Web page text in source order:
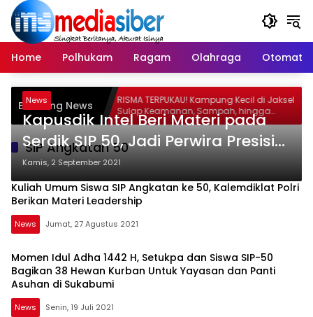
Langsung
konten
Home
Polhukam Ragam Olahraga Otomatif
Breaking News
Pesan
RISMA TERPUKAU! Kampung Kecil di Jaksel
Sulap Keamanan, Sampah, hingga
Ketahanan Pangan Jadi Satu Sistem
SIP Angkatan 50
News
Kapusdik Intel Beri Materi pada
Serdik SIP 50, Jadi Perwira Presisi
di Era Police 4.0
Kamis, 2 September 2021
Kuliah Umum Siswa SIP Angkatan ke 50, Kalemdiklat Polri
Berikan Materi Leadership
News Jumat, 27 Agustus 2021
Momen Idul Adha 1442 H, Setukpa dan Siswa SIP-50
Bagikan 38 Hewan Kurban Untuk Yayasan dan Panti
Asuhan di Sukabumi
News Senin, 19 Juli 2021